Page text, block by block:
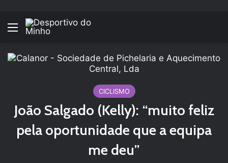
Menu
CICLISMO
João Salgado (Kelly): “muito feliz
pela oportunidade que a equipa
me deu”